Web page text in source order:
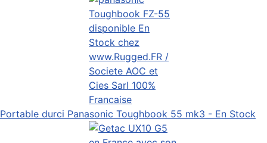
Portable durci Panasonic Toughbook 55 mk3 - En Stock